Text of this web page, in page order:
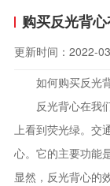
购买反光背
更新时间： 2022-
如何购买反光背
反光背心在我们
上看到荧光绿。交
心。它的主要功能
显然，反光背心的